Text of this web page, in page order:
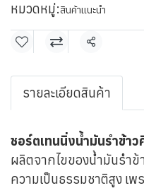
หมวดหมู่:สินค้าแนะนำ
แชร์
รายละเอียดสินค้า
ชอร์ตเทนนิ่งน้ำมันรำข้าว
ผลิตจากไขของน้ำมันรำ
ความเป็นธรรมชาติสูง เ